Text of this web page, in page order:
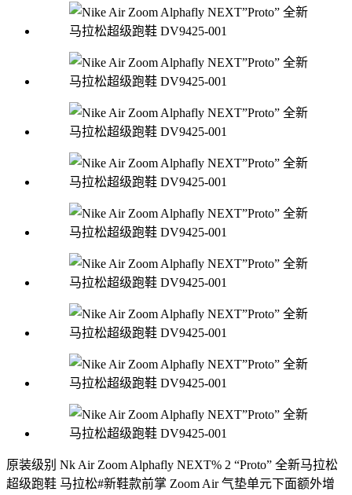
原装级别 Nk Air Zoom Alphafly NEXT% 2 “Proto” 全新马拉松
超级跑鞋 马拉松#新鞋款前掌 Zoom Air 气垫单元下面额外增